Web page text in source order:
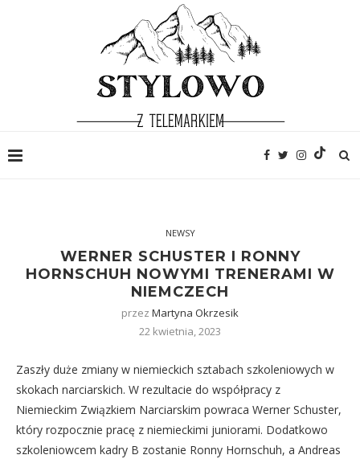
NEWSY
WERNER SCHUSTER I RONNY
HORNSCHUH NOWYMI TRENERAMI W
NIEMCZECH
przez Martyna Okrzesik
22 kwietnia, 2023
Zaszły duże zmiany w niemieckich sztabach szkoleniowych w
skokach narciarskich. W rezultacie do współpracy z
Niemieckim Związkiem Narciarskim powraca Werner Schuster,
który rozpocznie pracę z niemieckimi juniorami. Dodatkowo
szkoleniowcem kadry B zostanie Ronny Hornschuh, a Andreas